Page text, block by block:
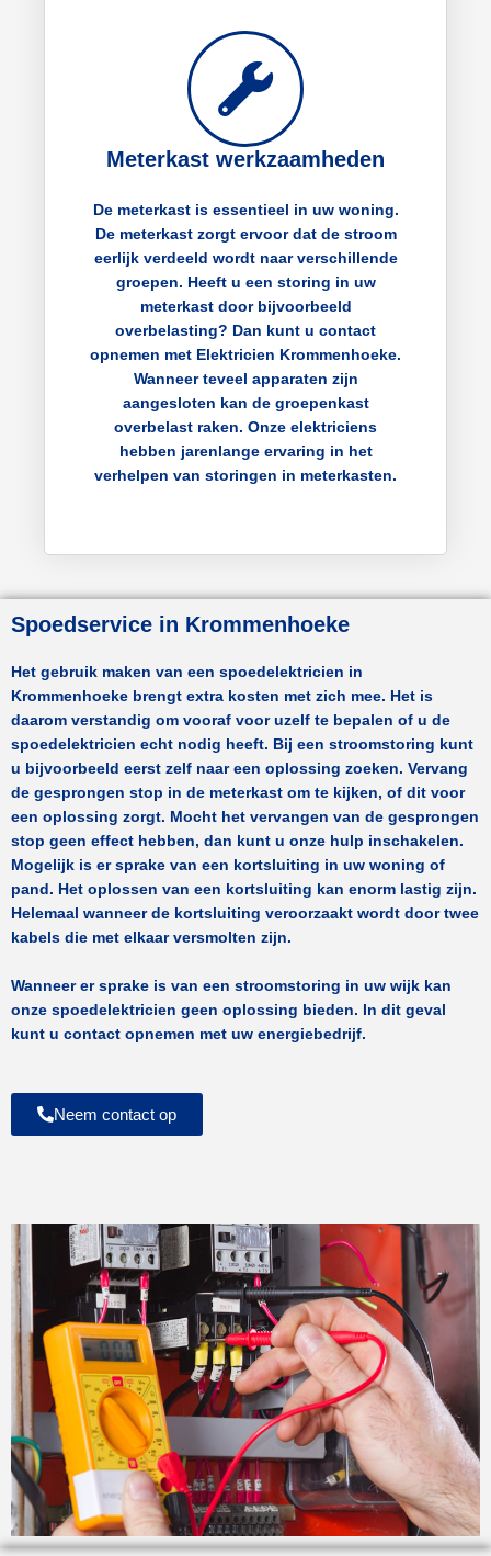
Meterkast werkzaamheden
De meterkast is essentieel in uw woning.
De meterkast zorgt ervoor dat de stroom
eerlijk verdeeld wordt naar verschillende
groepen. Heeft u een storing in uw
meterkast door bijvoorbeeld
overbelasting? Dan kunt u contact
opnemen met Elektricien Krommenhoeke.
Wanneer teveel apparaten zijn
aangesloten kan de groepenkast
overbelast raken. Onze elektriciens
hebben jarenlange ervaring in het
verhelpen van storingen in meterkasten.
Spoedservice in Krommenhoeke
Het gebruik maken van een spoedelektricien in
Krommenhoeke brengt extra kosten met zich mee. Het is
daarom verstandig om vooraf voor uzelf te bepalen of u de
spoedelektricien echt nodig heeft. Bij een stroomstoring kunt
u bijvoorbeeld eerst zelf naar een oplossing zoeken. Vervang
de gesprongen stop in de meterkast om te kijken, of dit voor
een oplossing zorgt. Mocht het vervangen van de gesprongen
stop geen effect hebben, dan kunt u onze hulp inschakelen.
Mogelijk is er sprake van een kortsluiting in uw woning of
pand. Het oplossen van een kortsluiting kan enorm lastig zijn.
Helemaal wanneer de kortsluiting veroorzaakt wordt door twee
kabels die met elkaar versmolten zijn.
Wanneer er sprake is van een stroomstoring in uw wijk kan
onze spoedelektricien geen oplossing bieden. In dit geval
kunt u contact opnemen met uw energiebedrijf.
Neem contact op